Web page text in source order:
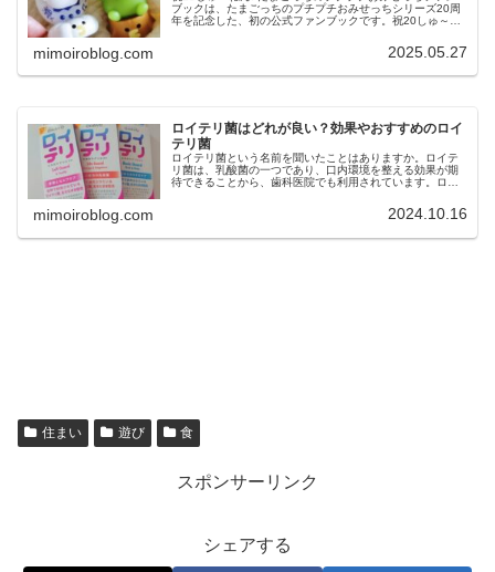
ブックは、たまごっちのプチプチおみせっちシリーズ20周
年を記念した、初の公式ファンブックです。祝20しゅ～ね
mimoiroblog.com 2025.05.27
ロイテリ菌はどれが良い？効果やおすすめのロイ
テリ菌
ロイテリ菌という名前を聞いたことはありますか。ロイテ
リ菌は、乳酸菌の一つであり、口内環境を整える効果が期
待できることから、歯科医院でも利用されています。ロイ
mimoiroblog.com 2024.10.16
住まい 遊び 食
スポンサーリンク
シェアする